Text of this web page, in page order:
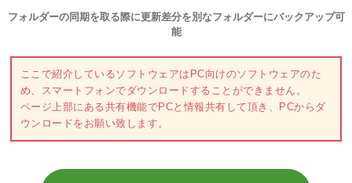
フォルダーの同期を取る際に更新差分を別なフォルダーにバックアップ可
能
ここで紹介しているソフトウェアはPC向けのソフトウェアのた
め、スマートフォンでダウンロードすることができません。
ページ上部にある共有機能でPCと情報共有して頂き、PCからダ
ウンロードをお願い致します。